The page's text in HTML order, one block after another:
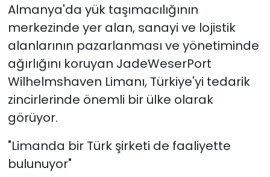
Almanya'da yük taşımacılığının
merkezinde yer alan, sanayi ve lojistik
alanlarının pazarlanması ve yönetiminde
ağırlığını koruyan JadeWeserPort
Wilhelmshaven Limanı, Türkiye'yi tedarik
zincirlerinde önemli bir ülke olarak
görüyor.
"Limanda bir Türk şirketi de faaliyette
bulunuyor"